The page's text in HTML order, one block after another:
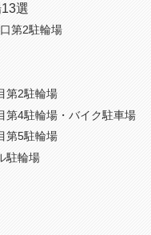
選
第2駐輪場
第2駐輪場
4駐輪場・バイク駐車場
第5駐輪場
駐輪場